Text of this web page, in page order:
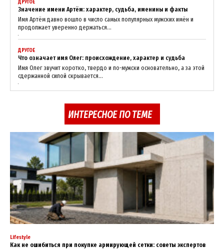
ДРУГОЕ
Значение имени Артём: характер, судьба, именины и факты
Имя Артём давно вошло в число самых популярных мужских имён и
продолжает уверенно держаться...
ДРУГОЕ
Что означает имя Олег: происхождение, характер и судьба
Имя Олег звучит коротко, твердо и по-мужски основательно, а за этой
сдержанной силой скрывается...
ИНТЕРЕСНОЕ ПО ТЕМЕ
Lifestyle
Как не ошибиться при покупке армирующей сетки: советы экспертов